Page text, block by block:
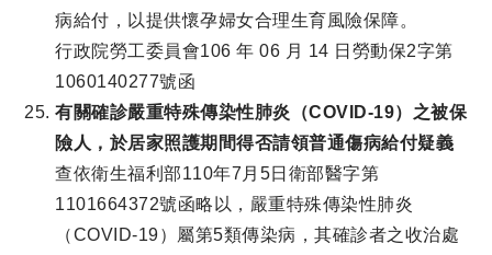
病給付，以提供懷孕婦女合理生育風險保障。
行政院勞工委員會106 年 06 月 14 日勞動保2字第
1060140277號函
有關確診嚴重特殊傳染性肺炎（COVID-19）之被保
險人，於居家照護期間得否請領普通傷病給付疑義
查依衛生福利部110年7月5日衛部醫字第
1101664372號函略以，嚴重特殊傳染性肺炎
（COVID-19）屬第5類傳染病，其確診者之收治處